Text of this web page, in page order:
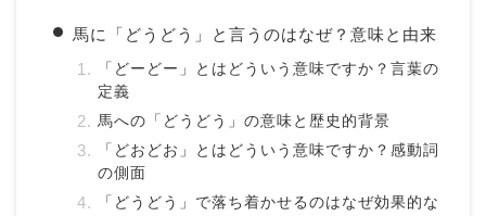
馬に「どうどう」と言うのはなぜ？意味と由来
「どーどー」とはどういう意味ですか？言葉の
定義
馬への「どうどう」の意味と歴史的背景
「どおどお」とはどういう意味ですか？感動詞
の側面
「どうどう」で落ち着かせるのはなぜ効果的な